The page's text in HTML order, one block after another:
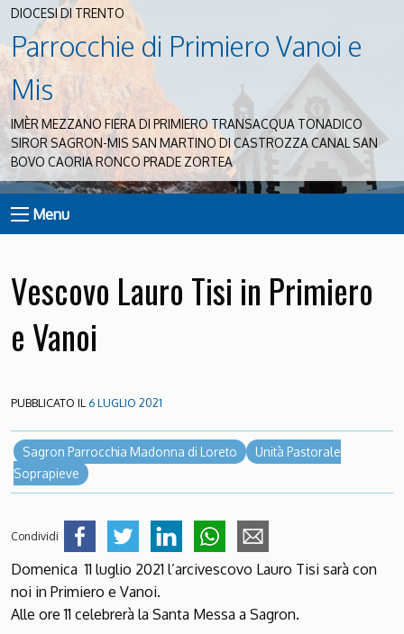
DIOCESI DI TRENTO
Parrocchie di Primiero Vanoi e
Mis
IMÈR MEZZANO FIERA DI PRIMIERO TRANSACQUA TONADICO
SIROR SAGRON-MIS SAN MARTINO DI CASTROZZA CANAL SAN
BOVO CAORIA RONCO PRADE ZORTEA
Menu
Vescovo Lauro Tisi in Primiero
e Vanoi
PUBBLICATO IL 6 LUGLIO 2021
Sagron Parrocchia Madonna di Loreto
Unità Pastorale
Soprapieve
Condividi
Domenica 11 luglio 2021 l’arcivescovo Lauro Tisi sarà con
noi in Primiero e Vanoi.
Alle ore 11 celebrerà la Santa Messa a Sagron.